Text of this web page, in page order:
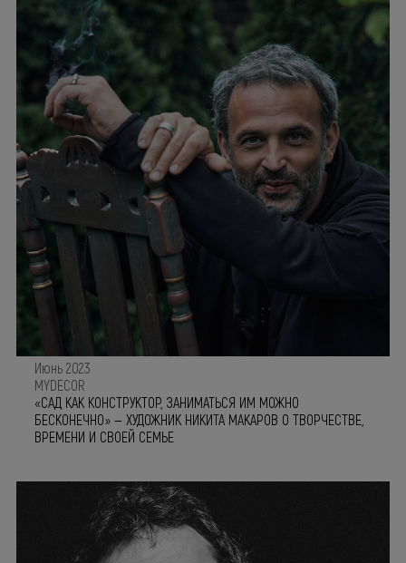
Июнь 2023
MYDECOR
«САД КАК КОНСТРУКТОР, ЗАНИМАТЬСЯ ИМ МОЖНО
БЕСКОНЕЧНО» — ХУДОЖНИК НИКИТА МАКАРОВ О ТВОРЧЕСТВЕ,
ВРЕМЕНИ И СВОЕЙ СЕМЬЕ